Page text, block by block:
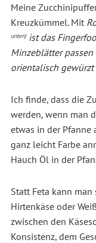
Meine
Kreuzkümmel. Mit
unten)ist das
Minzeblätter
orientalisch gewürzt
Ich finde, dass die
werden, wenn man
etwas in der Pfanne
ganz leicht Farbe
Hauch Öl in der
Statt Feta kann
Hirtenkäse oder
zwischen den
Konsistenz, dem